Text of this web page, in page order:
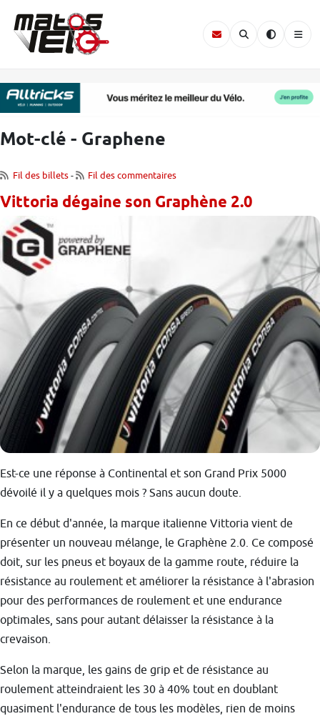
Mot-clé - Graphene
Fil des billets- Fil des commentaires
Vittoria dégaine son Graphène 2.0
Est-ce une réponse à Continental et son Grand Prix 5000
dévoilé il y a quelques mois ? Sans aucun doute.
En ce début d'année, la marque italienne Vittoria vient de
présenter un nouveau mélange, le Graphène 2.0. Ce composé
doit, sur les pneus et boyaux de la gamme route, réduire la
résistance au roulement et améliorer la résistance à l'abrasion
pour des performances de roulement et une endurance
optimales, sans pour autant délaisser la résistance à la
crevaison.
Selon la marque, les gains de grip et de résistance au
roulement atteindraient les 30 à 40% tout en doublant
quasiment l'endurance de tous les modèles, rien de moins